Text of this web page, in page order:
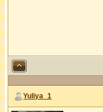
Yuliya_1